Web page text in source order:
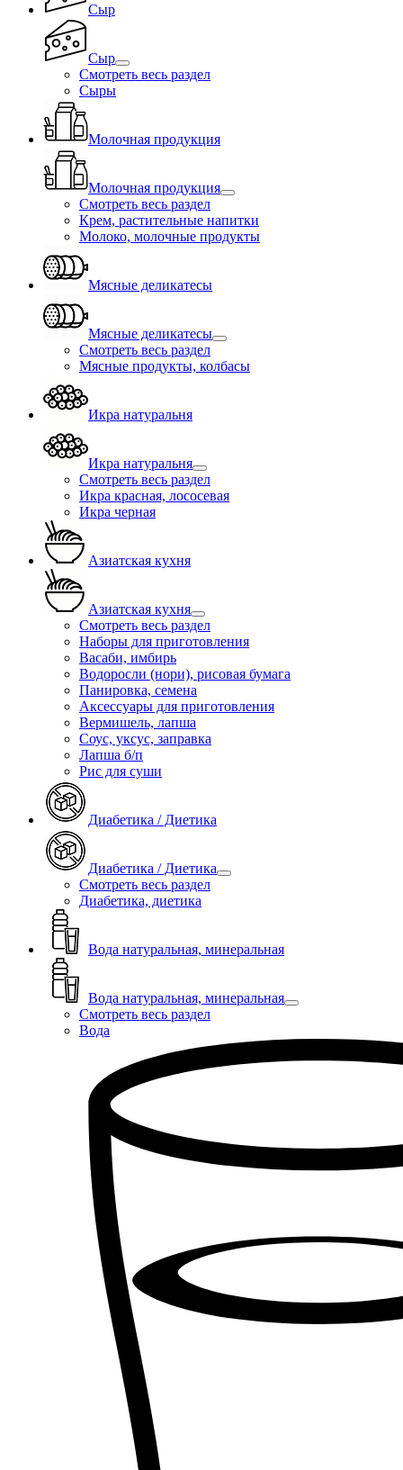
Сыр
Сыр
Смотреть весь раздел
Сыры
Молочная продукция
Молочная продукция
Смотреть весь раздел
Крем, растительные напитки
Молоко, молочные продукты
Мясные деликатесы
Мясные деликатесы
Смотреть весь раздел
Мясные продукты, колбасы
Икра натуральня
Икра натуральня
Смотреть весь раздел
Икра красная, лососевая
Икра черная
Азиатская кухня
Азиатская кухня
Смотреть весь раздел
Наборы для приготовления
Васаби, имбирь
Водоросли (нори), рисовая бумага
Панировка, семена
Аксессуары для приготовления
Вермишель, лапша
Соус, уксус, заправка
Лапша б/п
Рис для суши
Диабетика / Диетика
Диабетика / Диетика
Смотреть весь раздел
Диабетика, диетика
Вода натуральная, минеральная
Вода натуральная, минеральная
Смотреть весь раздел
Вода